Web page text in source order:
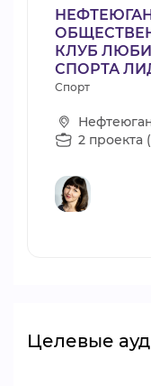
КЛУБ
СПОРТА
Спорт
2 проекта
Целевые